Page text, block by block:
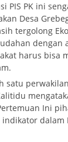
PIS PK ini
Desa
tergolong
dengan
harus bisa
satu
Ini
dalam